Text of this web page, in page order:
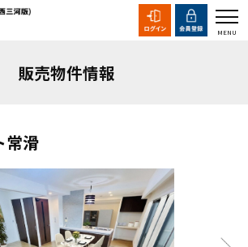
販売物件情報
常滑